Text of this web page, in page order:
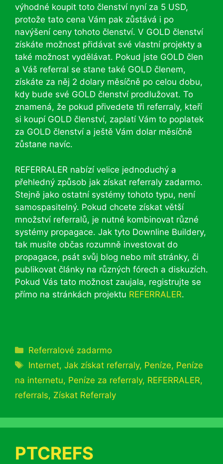
výhodné koupit toto členství nyní za 5 USD,
protože tato cena Vám pak zůstává i po
navýšení ceny tohoto členství. V GOLD členství
získáte možnost přidávat své vlastní projekty a
také možnost vydělávat. Pokud jste GOLD člen
a Váš referral se stane také GOLD členem,
získáte za něj 2 dolary měsíčně po celou dobu,
kdy bude své GOLD členství prodlužovat. To
znamená, že pokud přivedete tři referraly, kteří
si koupí GOLD členství, zaplatí Vám to poplatek
za GOLD členství a ještě Vám dolar měsíčně
zůstane navíc.
REFERRALER nabízí velice jednoduchý a
přehledný způsob jak získat referraly zadarmo.
Stejně jako ostatní systémy tohoto typu, není
samospasitelný. Pokud chcete získat větší
množství referralů, je nutné kombinovat různé
systémy propagace. Jak tyto Downline Buildery,
tak musíte občas rozumně investovat do
propagace, psát svůj blog nebo mít stránky, či
publikovat články na různých fórech a diskuzích.
Pokud Vás tato možnost zaujala, registrujte se
přímo na stránkách projektu REFERRALER.
Rubriky
Referralové zadarmo
Štítky
Internet,Jak získat referraly, Peníze, Peníze
na internetu, Peníze za referraly, REFERRALER,
referrals, Získat Referraly
PTCREFS